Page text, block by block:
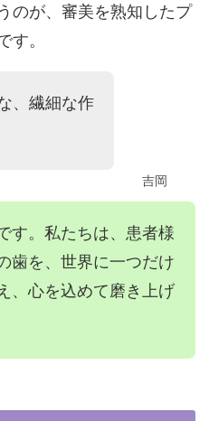
のが、審美を熟知したプ
す。
吉岡
、繊細な作
す。私たちは、患者様
歯を、世界に一つだけ
、心を込めて磨き上げ